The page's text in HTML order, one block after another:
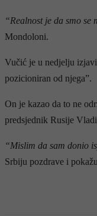
“Realnost je da smo
Mondoloni.
Vučić je u nedjelju
pozicioniran od njega”.
On je kazao da to ne
predsjednik Rusije
“Mislim da sam donio
Srbiju pozdrave i